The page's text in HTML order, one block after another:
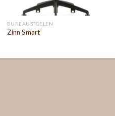
BUREAUSTOELEN
Zinn Smart